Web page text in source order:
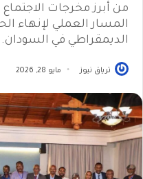
من أبرز مخرجات
المسار العملي لإنهاء
الديمقراطي في السودان.
ترياق نيوز مايو 28, 2026